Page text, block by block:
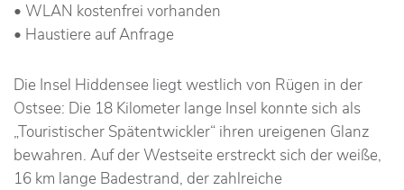
• WLAN kostenfrei vorhanden
• Haustiere auf Anfrage
Die Insel Hiddensee liegt westlich von Rügen in der
Ostsee: Die 18 Kilometer lange Insel konnte sich als
„Touristischer Spätentwickler“ ihren ureigenen Glanz
bewahren. Auf der Westseite erstreckt sich der weiße,
16 km lange Badestrand, der zahlreiche